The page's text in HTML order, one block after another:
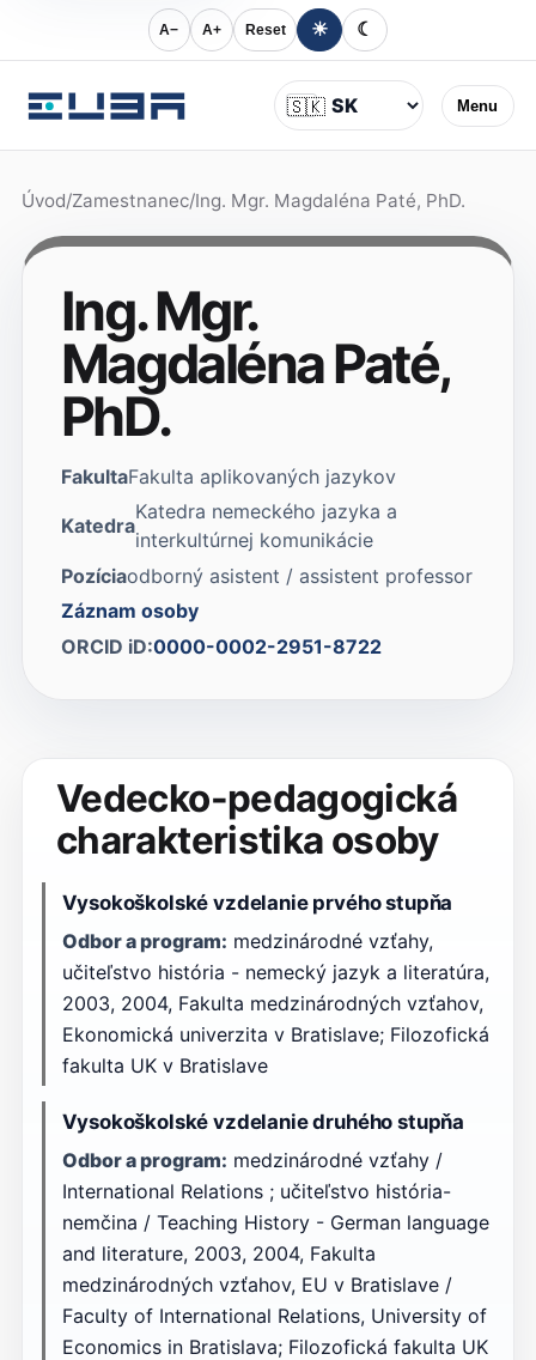
A− A+ Reset ☀ ☾
Menu
Jazyk
🇸🇰
Úvod/Zamestnanec/Ing. Mgr. Magdaléna Paté, PhD.
Ing. Mgr.
Magdaléna Paté,
PhD.
FakultaFakulta aplikovaných jazykov
Katedra
Katedra nemeckého jazyka a
interkultúrnej komunikácie
Pozíciaodborný asistent / assistent professor
Záznam osoby
ORCID iD:0000-0002-2951-8722
Vedecko-pedagogická
charakteristika osoby
Vysokoškolské vzdelanie prvého stupňa
Odbor a program: medzinárodné vzťahy,
učiteľstvo história - nemecký jazyk a literatúra,
2003, 2004, Fakulta medzinárodných vzťahov,
Ekonomická univerzita v Bratislave; Filozofická
fakulta UK v Bratislave
Vysokoškolské vzdelanie druhého stupňa
Odbor a program: medzinárodné vzťahy /
International Relations ; učiteľstvo história-
nemčina / Teaching History - German language
and literature, 2003, 2004, Fakulta
medzinárodných vzťahov, EU v Bratislave /
Faculty of International Relations, University of
Economics in Bratislava; Filozofická fakulta UK